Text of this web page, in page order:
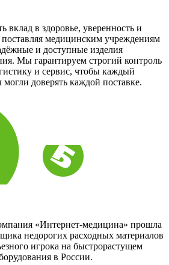
в здоровье, уверенность и
медицинским учреждениям
и доступные изделия
Мы гарантируем строгий контроль
и сервис, чтобы каждый
доверять каждой поставке.
«Интернет-медицина» прошла
недорогих расходных материалов
игрока на быстрорастущем
в России.